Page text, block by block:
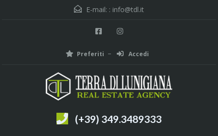
E-mail: : info@tdl.it
Preferiti Accedi
(+39) 349.3489333